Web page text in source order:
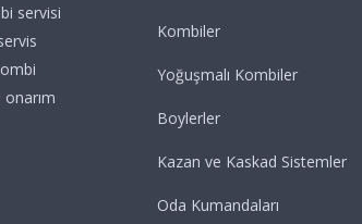
servisi
Kombiler
Yoğuşmalı Kombiler
Boylerler
Kazan ve Kaskad Sistemler
Oda Kumandaları